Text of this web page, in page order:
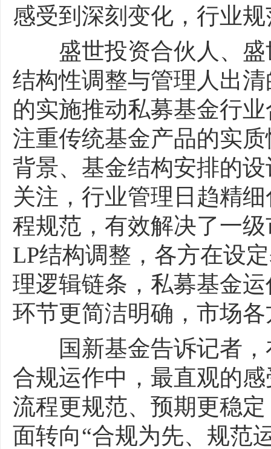
感受到深刻变化，行业
盛世投资合伙人、盛
结构性调整与管理人出
的实施推动私募基金行
注重传统基金产品的实
背景、基金结构安排的
关注，行业管理日趋精
程规范，有效解决了一
LP结构调整，各方在设
理逻辑链条，私募基金
环节更简洁明确，市场
国新基金告诉记者，
合规运作中，最直观的
流程更规范、预期更稳
面转向“合规为先、规范